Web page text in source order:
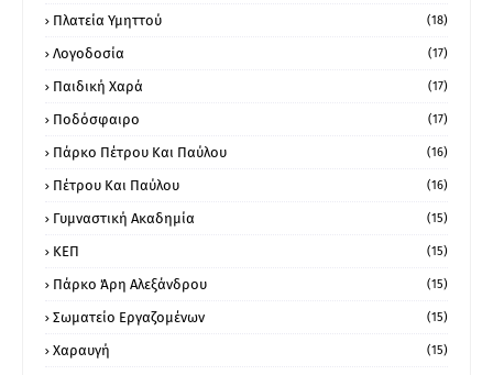
Πλατεία Υμηττού (18)
Λογοδοσία (17)
Παιδική Χαρά (17)
Ποδόσφαιρο (17)
Πάρκο Πέτρου Και Παύλου (16)
Πέτρου Και Παύλου (16)
Γυμναστική Ακαδημία (15)
ΚΕΠ (15)
Πάρκο Άρη Αλεξάνδρου (15)
Σωματείο Εργαζομένων (15)
Χαραυγή (15)